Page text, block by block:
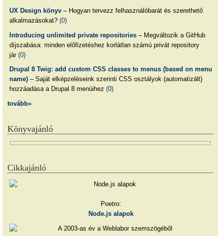
UX Design könyv– Hogyan tervezz felhasználóbarát és szerethető
alkalmazásokat? (0)
Introducing unlimited private repositories– Megváltozik a GitHub
díjszabása: minden előfizetéshez korlátlan számú privát repository
jár (0)
Drupal 8 Twig: add custom CSS classes to menus (based on menu
name)– Saját elképzeléseink szerinti CSS osztályok (automatizált)
hozzáadása a Drupal 8 menüihez (0)
tovább»
Könyvajánló
Cikkajánló
Poetro:
Node.js alapok